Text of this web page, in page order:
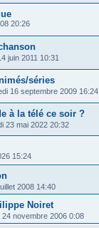
20:26
juin 2011 10:31
séries
16 septembre 2009 16:24
à la télé ce soir ?
23 mai 2022 20:32
15:24
2008 14:40
Noiret
24 novembre 2006 0:08